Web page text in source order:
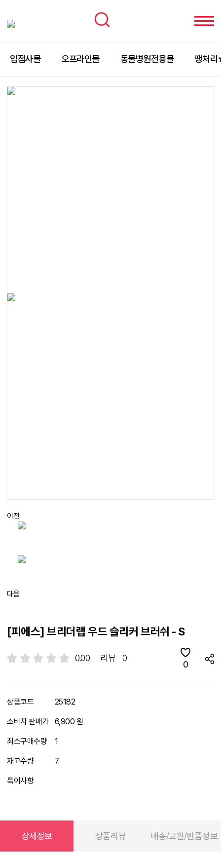
입점사몰 오프라인몰 동물병원전용몰 땡처
이전
다음
[피에스] 브리더랩 우드 슬리커 브러쉬 - S
0.00 리뷰 0
0
상품코드 25182
소비자 판매가 6,900 원
최소구매수량 1
재고수량 7
특이사항
상세정보 상품리뷰 배송/교환/반품정보